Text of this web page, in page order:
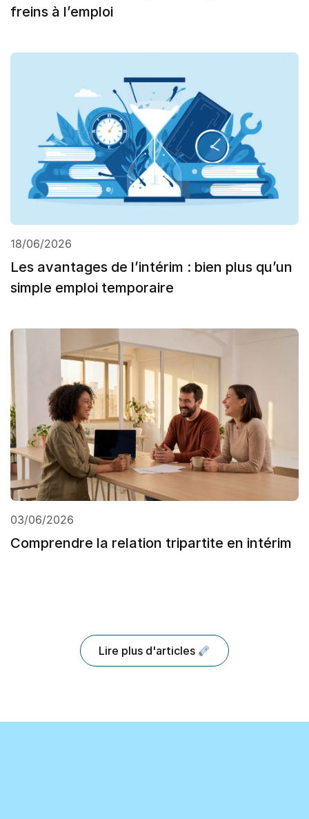
freins à l’emploi
18/06/2026
Les avantages de l’intérim : bien plus qu’un
simple emploi temporaire
03/06/2026
Comprendre la relation tripartite en intérim
Lire plus d'articles